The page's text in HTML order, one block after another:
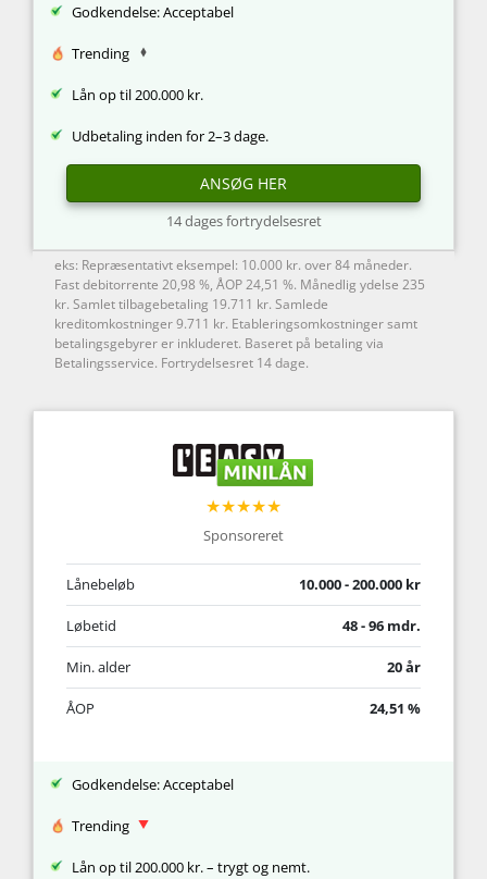
Godkendelse: Acceptabel
Trending
Lån op til 200.000 kr.
Udbetaling inden for 2–3 dage.
ANSØG HER
14 dages fortrydelsesret
eks: Repræsentativt eksempel: 10.000 kr. over 84 måneder.
Fast debitorrente 20,98 %, ÅOP 24,51 %. Månedlig ydelse 235
kr. Samlet tilbagebetaling 19.711 kr. Samlede
kreditomkostninger 9.711 kr. Etableringsomkostninger samt
betalingsgebyrer er inkluderet. Baseret på betaling via
Betalingsservice. Fortrydelsesret 14 dage.
★★★★★
Sponsoreret
Lånebeløb 10.000 - 200.000 kr
Løbetid 48 - 96 mdr.
Min. alder 20 år
ÅOP 24,51 %
Godkendelse: Acceptabel
Trending
Lån op til 200.000 kr. – trygt og nemt.